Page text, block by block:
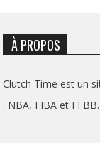
À PROPOS
Clutch Time est un
: NBA, FIBA et FFBB.